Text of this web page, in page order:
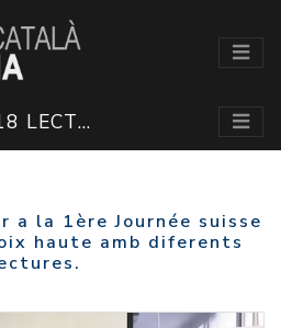
a la 1ère Journée suisse
haute amb diferents